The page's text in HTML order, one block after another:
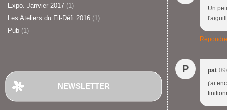
Expo. Janvier 2017 (1)
Les Ateliers du Fil-Défi 2016 (1)
Pub (1)
NEWSLETTER
Un
Répondre
P pat
j'ai